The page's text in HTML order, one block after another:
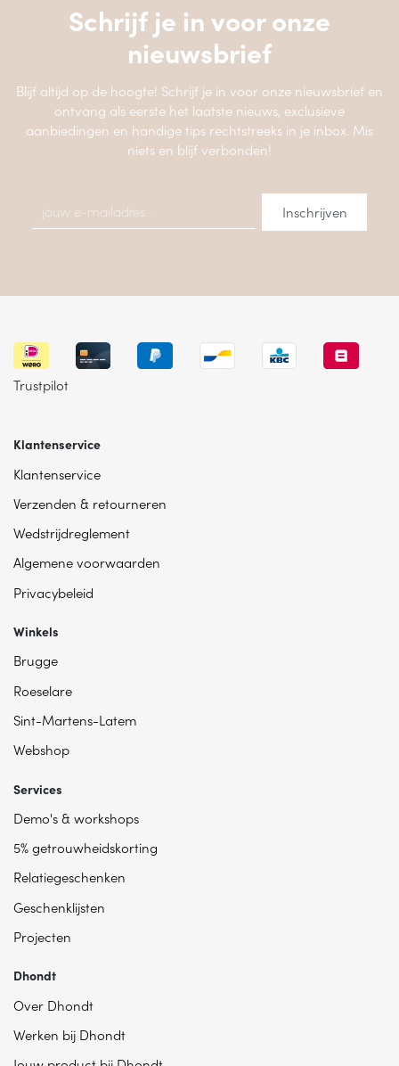
Schrijf je in voor onze
nieuwsbrief
Blijf altijd op de hoogte! Schrijf je in voor onze nieuwsbrief en
ontvang als eerste het laatste nieuws, exclusieve
aanbiedingen en handige tips rechtstreeks in je inbox. Mis
niets en blijf verbonden!
Trustpilot
Klantenservice
Klantenservice
Verzenden & retourneren
Wedstrijdreglement
Algemene voorwaarden
Privacybeleid
Winkels
Brugge
Roeselare
Sint-Martens-Latem
Webshop
Services
Demo's & workshops
5% getrouwheidskorting
Relatiegeschenken
Geschenklijsten
Projecten
Dhondt
Over Dhondt
Werken bij Dhondt